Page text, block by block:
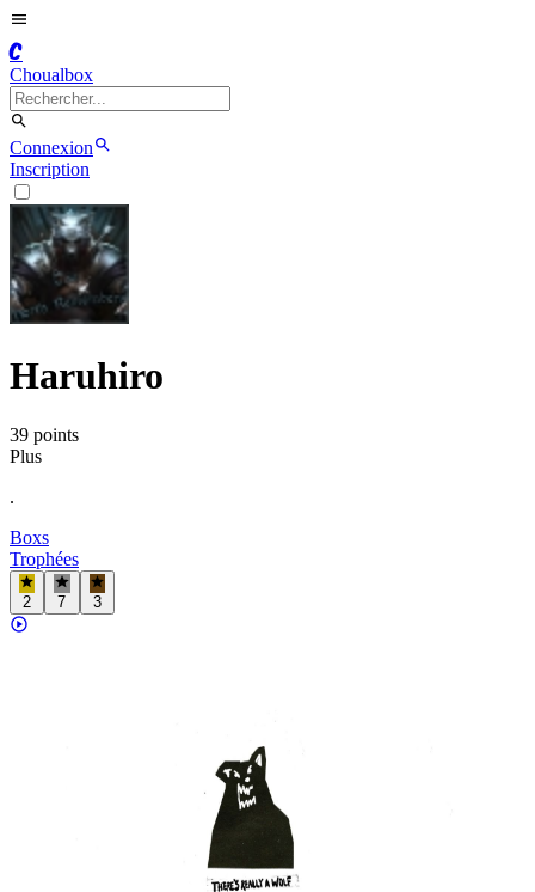
C
Choualbox
Connexion
Inscription
Haruhiro
39 points
Plus
.
Boxs
Trophées
2 7 3